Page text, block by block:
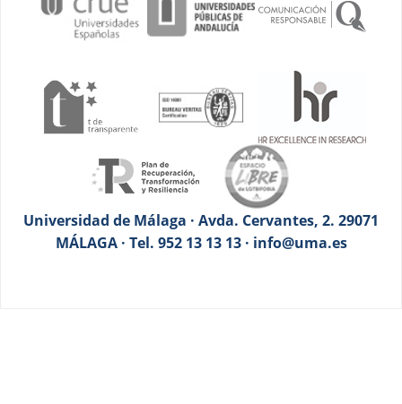
Universidad de Málaga · Avda. Cervantes, 2. 29071
MÁLAGA · Tel. 952 13 13 13 · info@uma.es